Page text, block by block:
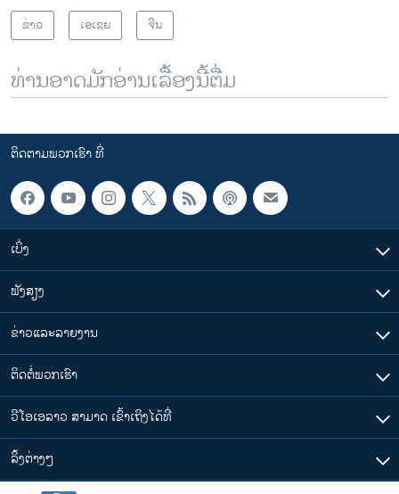
ຂ່າວ
ເອເຊຍ ຈີນ
ທ່ານອາດມັກອ່ານເລື້ອງນີ້ຕື່ມ
ຕິດຕາມພວກເຮົາ ທີ່
ເບິ່ງ
ຟັງສຽງ
ຂ່າວແລະລາຍງານ
ຕິດຕໍ່ພວກເຮົາ
ວີໂອເອລາວ ສາມາດ ເຂົ້າເຖິງໄດ້ທີ່
​ລິ້ງ​ຕ່າງໆ